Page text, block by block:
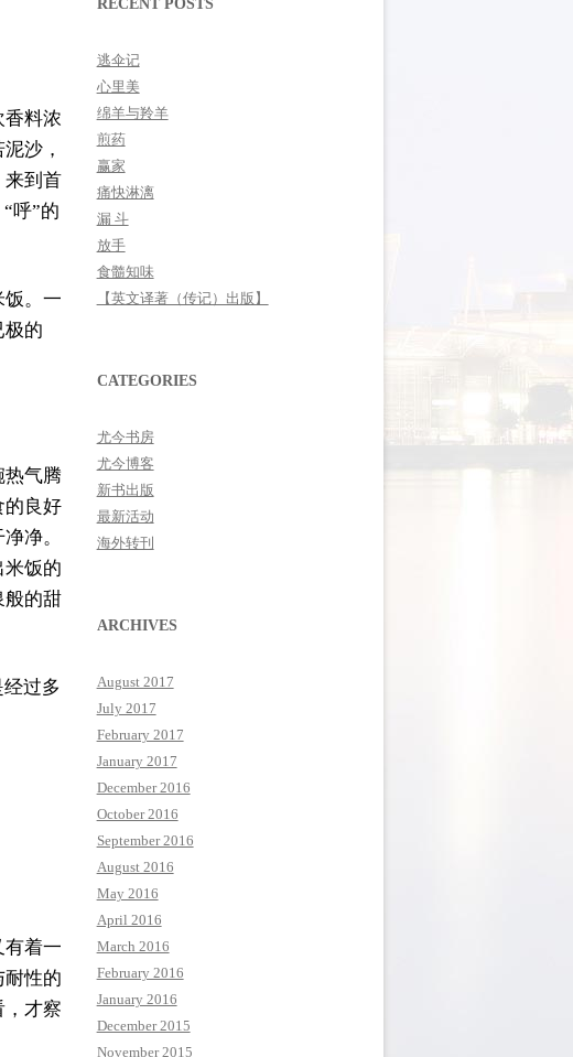
香料浓
沙，
来到首
呼”的
饭。一
极的
热气腾
的良好
净。
米饭的
般的甜
过多
有着一
耐性的
，才察
RECENT POSTS
逃伞记
心里美
绵羊与羚羊
煎药
赢家
痛快淋漓
漏 斗
放手
食髓知味
【英文译著（传记）出版】
CATEGORIES
尤今书房
尤今博客
新书出版
最新活动
海外转刊
ARCHIVES
August 2017
July 2017
February 2017
January 2017
December 2016
October 2016
September 2016
August 2016
May 2016
April 2016
March 2016
February 2016
January 2016
December 2015
November 2015